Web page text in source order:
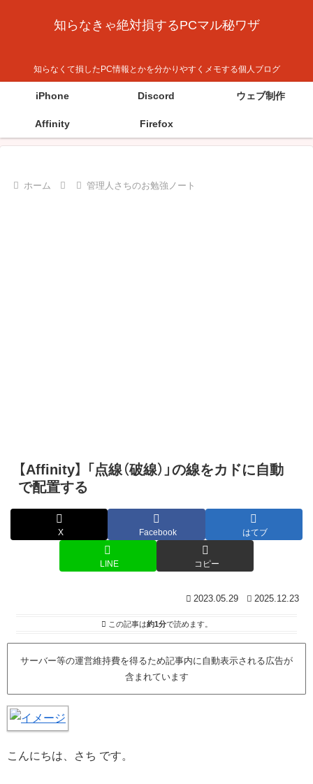
知らなきゃ絶対損するPCマル秘ワザ
知らなくて損したPC情報とかを分かりやすくメモする個人ブログ
iPhone Discord ウェブ制作
Affinity Firefox
ホーム 管理人さちのお勉強ノート
【Affinity】 「点線（破線）」の線をカドに自動
で配置する
X Facebook はてブ
LINE コピー
2023.05.29 2025.12.23
この記事は約1分で読めます。
サーバー等の運営維持費を得るため記事内に自動表示される広告が
含まれています
こんにちは、さち です。